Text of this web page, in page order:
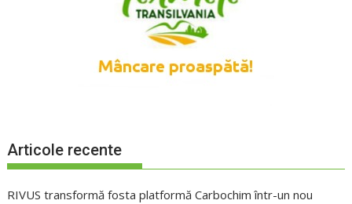
Articole recente
RIVUS transformă fosta platformă Carbochim într-un nou